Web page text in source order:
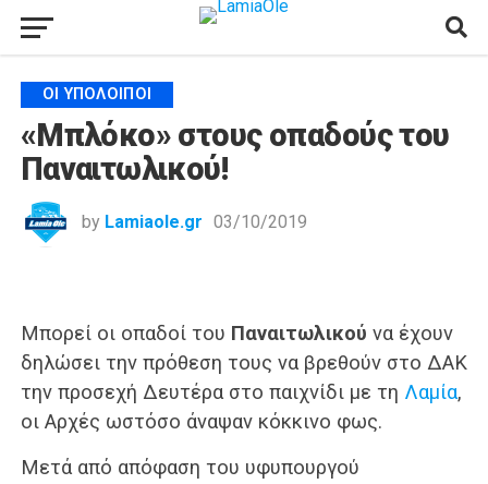
ΟΙ ΥΠΌΛΟΙΠΟΙ
«Μπλόκο» στους οπαδούς του
Παναιτωλικού!
by Lamiaole.gr 03/10/2019
Μπορεί οι οπαδοί του Παναιτωλικού να έχουν
δηλώσει την πρόθεση τους να βρεθούν στο ΔΑΚ
την προσεχή Δευτέρα στο παιχνίδι με τη Λαμία,
οι Αρχές ωστόσο άναψαν κόκκινο φως.
Μετά από απόφαση του υφυπουργού